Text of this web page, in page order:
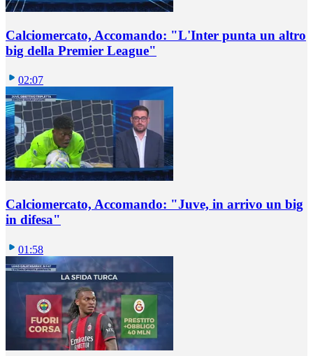
Calciomercato, Accomando: "L'Inter punta un altro
big della Premier League"
02:07
Calciomercato, Accomando: "Juve, in arrivo un big
in difesa"
01:58